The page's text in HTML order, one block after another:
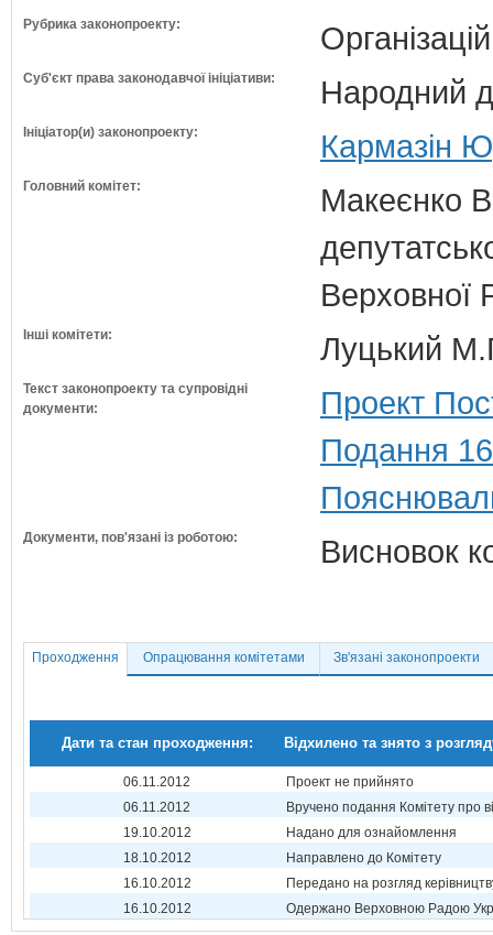
Рубрика законопроекту:
Суб'єкт права законодавчої ініціативи: Народний
Ініціатор(и) законопроекту: Кармазін
Головний комітет:
Макеєнко
Верховної
Інші комітети: Луцький
Текст законопроекту та супровідні
документи:
Проект
Подання
Документи, пов'язані із роботою: Висновок
Проходження Опрацювання комітетами Зв'язані законопроекти
Дати та стан проходження: Відхилено та знято з
06.11.2012
Проект не прийнято
06.11.2012
Вручено подання Комітету про
19.10.2012
Надано для ознайомлення
18.10.2012
Направлено до Комітету
16.10.2012
Передано на розгляд
16.10.2012
Одержано Верховною Радою